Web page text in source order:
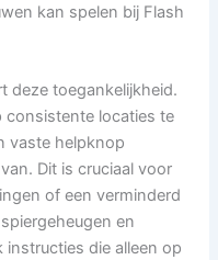
kan spelen bij Flash
deze toegankelijkheid.
consistente locaties te
vaste helpknop
Dit is cruciaal voor
of een verminderd
en
die alleen op